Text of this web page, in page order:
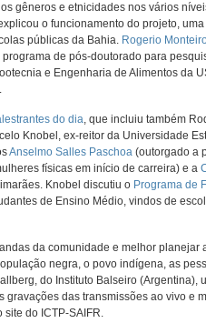
gêneros e etnicidades nos vários
o funcionamento do projeto,
públicas da Bahia. Rogerio
de pós-doutorado para
e Engenharia de Alimentos da
do dia, que incluiu também
Knobel, ex-reitor da Universidade
Anselmo Salles Paschoa (outorgado a
físicas em início de carreira) e a
Knobel discutiu o Programa de
de Ensino Médio, vindos de
da comunidade e melhor planejar
negra, o povo indígena, as
do Instituto Balseiro (Argentina),
gravações das transmissões ao vivo e
do ICTP-SAIFR.